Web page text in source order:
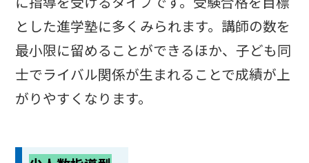
とした進学塾に多くみられます。講師の数を
最小限に留めることができるほか、子ども同
士でライバル関係が生まれることで成績が上
がりやすくなります。